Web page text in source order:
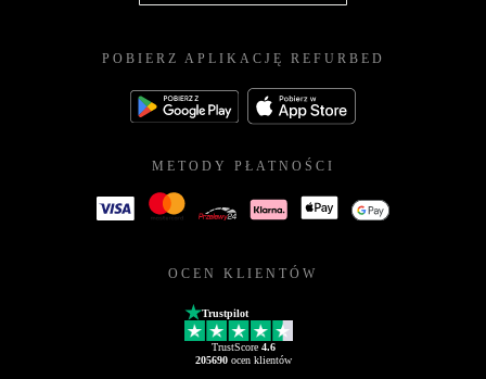
POBIERZ APLIKACJĘ REFURBED
METODY PŁATNOŚCI
OCEN KLIENTÓW
Trustpilot
TrustScore 4.6
205690ocen klientów